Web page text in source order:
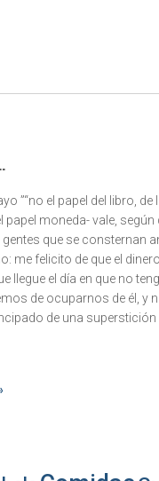
”“no el papel del libro, de
papel moneda- vale, según
que se consternan
me felicito de que el
llegue el día en que no
de ocuparnos de él, y
de una superstición